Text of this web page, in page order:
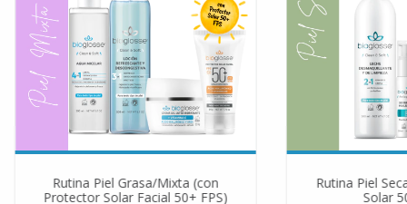
Rutina Piel Grasa/Mixta (con
Protector Solar Facial 50+ FPS)
Rutina Piel
Solar